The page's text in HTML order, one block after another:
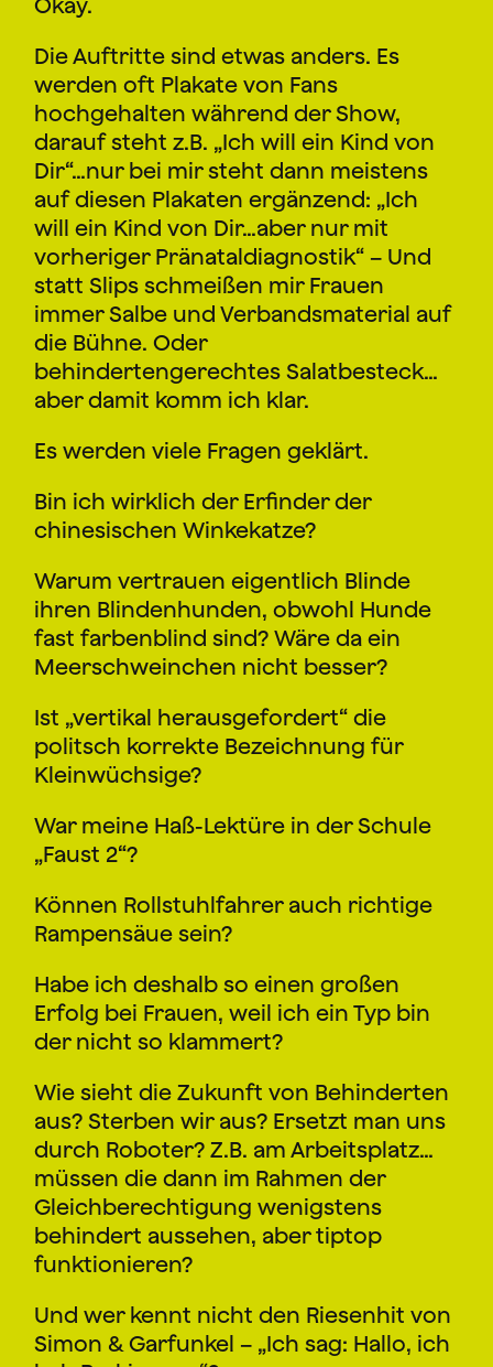
Die Auftritte sind etwas anders. Es
werden oft Plakate von Fans
hochgehalten während der Show,
darauf steht z.B. „Ich will ein Kind von
Dir“…nur bei mir steht dann meistens
auf diesen Plakaten ergänzend: „Ich
will ein Kind von Dir…aber nur mit
vorheriger Pränataldiagnostik“ – Und
statt Slips schmeißen mir Frauen
immer Salbe und Verbandsmaterial auf
die Bühne. Oder
behindertengerechtes Salatbesteck…
aber damit komm ich klar.
Es werden viele Fragen geklärt.
Bin ich wirklich der Erfinder der
chinesischen Winkekatze?
Warum vertrauen eigentlich Blinde
ihren Blindenhunden, obwohl Hunde
fast farbenblind sind? Wäre da ein
Meerschweinchen nicht besser?
Ist „vertikal herausgefordert“ die
politsch korrekte Bezeichnung für
Kleinwüchsige?
War meine Haß-Lektüre in der Schule
„Faust 2“?
Können Rollstuhlfahrer auch richtige
Rampensäue sein?
Habe ich deshalb so einen großen
Erfolg bei Frauen, weil ich ein Typ bin
der nicht so klammert?
Wie sieht die Zukunft von Behinderten
aus? Sterben wir aus? Ersetzt man uns
durch Roboter? Z.B. am Arbeitsplatz…
müssen die dann im Rahmen der
Gleichberechtigung wenigstens
behindert aussehen, aber tiptop
funktionieren?
Und wer kennt nicht den Riesenhit von
Simon & Garfunkel – „Ich sag: Hallo, ich